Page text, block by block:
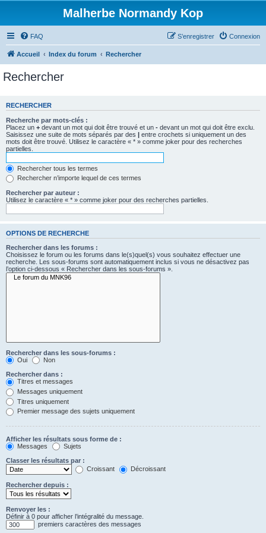
Malherbe Normandy Kop
FAQ Connexion
S’enregistrer
Accueil Index du forum Rechercher
Rechercher
RECHERCHER
Recherche par mots-clés :
Placez un + devant un mot qui doit être trouvé et un - devant un mot qui doit être exclu.
Saisissez une suite de mots séparés par des | entre crochets si uniquement un des
mots doit être trouvé. Utilisez le caractère « * » comme joker pour des recherches
partielles.
Rechercher tous les termes
Rechercher n’importe lequel de ces termes
Rechercher par auteur :
Utilisez le caractère « * » comme joker pour des recherches partielles.
OPTIONS DE RECHERCHE
Rechercher dans les forums :
Choisissez le forum ou les forums dans le(s)quel(s) vous souhaitez effectuer une
recherche. Les sous-forums sont automatiquement inclus si vous ne désactivez pas
l’option ci-dessous « Rechercher dans les sous-forums ».
Rechercher dans les sous-forums :
Oui
Non
Rechercher dans :
Titres et messages
Messages uniquement
Titres uniquement
Premier message des sujets uniquement
Afficher les résultats sous forme de :
Messages
Sujets
Classer les résultats par :
Croissant
Décroissant
Rechercher depuis :
Renvoyer les :
Définir à 0 pour afficher l’intégralité du message.
premiers caractères des messages